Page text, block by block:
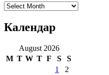
Архиве
Календар
August 2026
M T W T F S
S
1
2